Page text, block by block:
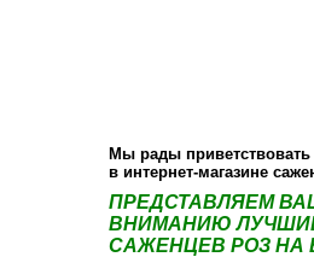
Мы рады приветствовать
в интернет-магазине
ПРЕДСТАВЛЯЕМ
ВНИМАНИЮ
САЖЕНЦЕВ РОЗ НА